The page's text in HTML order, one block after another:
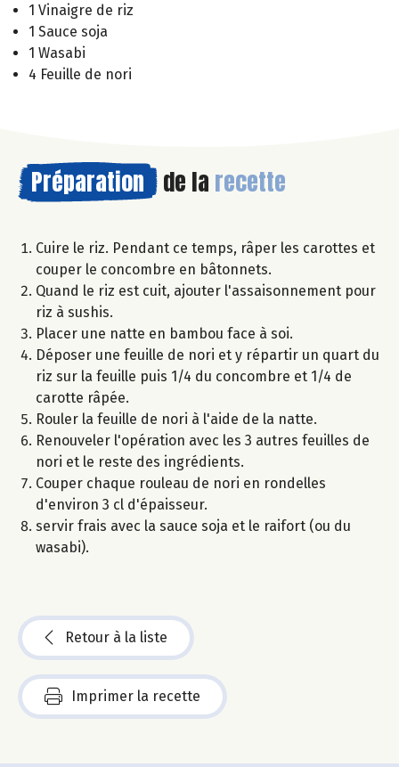
1 Vinaigre de riz
1 Sauce soja
1 Wasabi
4 Feuille de nori
Préparation de la recette
Cuire le riz. Pendant ce temps, râper les carottes et
couper le concombre en bâtonnets.
Quand le riz est cuit, ajouter l'assaisonnement pour
riz à sushis.
Placer une natte en bambou face à soi.
Déposer une feuille de nori et y répartir un quart du
riz sur la feuille puis 1/4 du concombre et 1/4 de
carotte râpée.
Rouler la feuille de nori à l'aide de la natte.
Renouveler l'opération avec les 3 autres feuilles de
nori et le reste des ingrédients.
Couper chaque rouleau de nori en rondelles
d'environ 3 cl d'épaisseur.
servir frais avec la sauce soja et le raifort (ou du
wasabi).
Retour à la liste
Imprimer la recette